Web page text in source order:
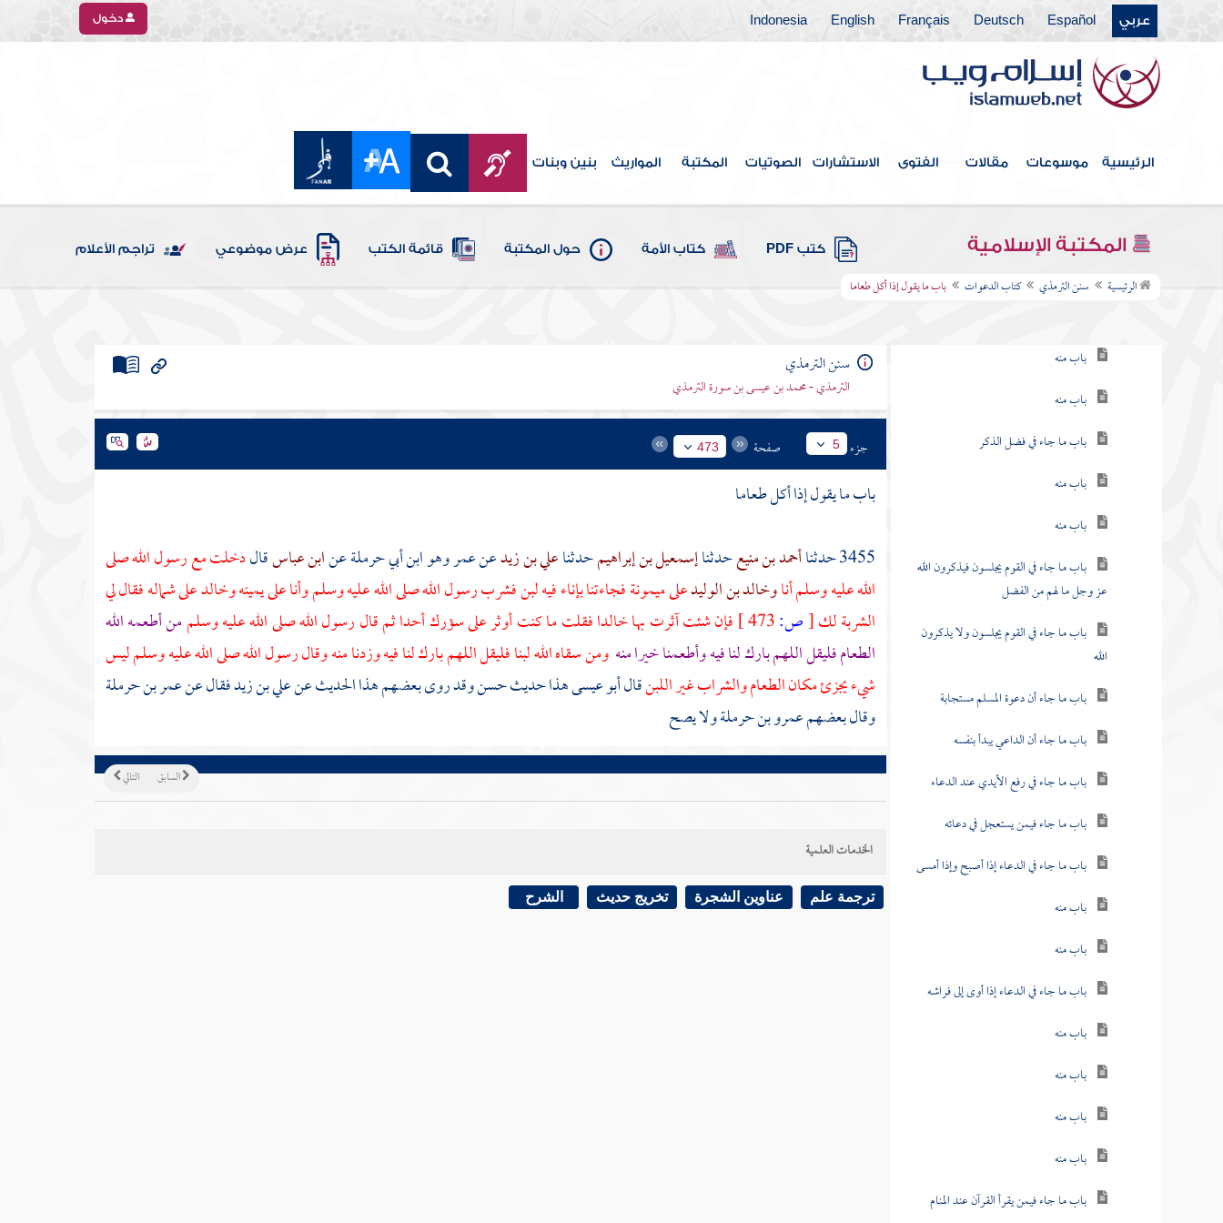
عربي Español
Deutsch
Français
English
Indonesia دخول
الرئيسية موسوعات مقالات الفتوى الاستشارات الصوتيات المكتبة المواريث بنين وبنات
المكتبة الإسلامية كتب PDF كتاب الأمة حول المكتبة قائمة الكتب عرض موضوعي تراجم الأعلام
الرئيسية سنن الترمذي كتاب الدعوات باب ما يقول إذا أكل طعاما
كتاب الاستئذان والآداب
كتاب الأدب
كتاب الأمثال
كتاب فضائل القرآن
كتاب القراءات
كتاب تفسير القرآن
كتاب الدعوات
باب منه
باب منه
باب ما جاء في فضل الذكر
باب منه
باب منه
باب ما جاء في القوم يجلسون فيذكرون الله
عز وجل ما لهم من الفضل
باب ما جاء في القوم يجلسون ولا يذكرون
الله
باب ما جاء أن دعوة المسلم مستجابة
باب ما جاء أن الداعي يبدأ بنفسه
باب ما جاء في رفع الأيدي عند الدعاء
باب ما جاء فيمن يستعجل في دعائه
باب ما جاء في الدعاء إذا أصبح وإذا أمسى
باب منه
باب منه
باب ما جاء في الدعاء إذا أوى إلى فراشه
باب منه
باب منه
باب منه
باب منه
باب ما جاء فيمن يقرأ القرآن عند المنام
سنن الترمذي
الترمذي - محمد بن عيسى بن سورة الترمذي
جزء 5 صفحة 473
باب ما يقول إذا أكل طعاما
3455 حدثنا
أحمد بن منيعحدثناإسمعيل بن إبراهيمحدثناعلي بن زيدعنعمر وهو ابن أبي حرملةعنابن عباسقالدخلت مع رسول الله صلى
الله عليه وسلم أناوخالد بن الوليدعلىميمونةفجاءتنا بإناء فيه لبن فشرب رسول الله صلى الله عليه وسلم وأنا على يمينهوخالدعلى شماله فقال لي
الشربة لك[ص: فإن شئت آثرت بهاخالدافقلت ما كنت أوثر على سؤرك أحدا ثم قال رسول الله صلى الله عليه وسلممن أطعمه الله
الطعام فليقل اللهم بارك لنا فيه وأطعمنا خيرا منه ومن سقاه الله لبنا فليقل اللهم بارك لنا فيه وزدنا منه وقال رسول الله صلى الله عليه وسلم ليس
شيء يجزئ مكان الطعام والشراب غير اللبنقال أبو عيسى هذا حديث حسن وقد روى بعضهم هذا الحديث عنعلي بن زيدفقال عنعمر بن حرملة
وقال بعضهمعمرو بن حرملةولا يصح
التالي السابق
الخدمات العلمية
ترجمة علم عناوين الشجرة تخريج حديث الشرح